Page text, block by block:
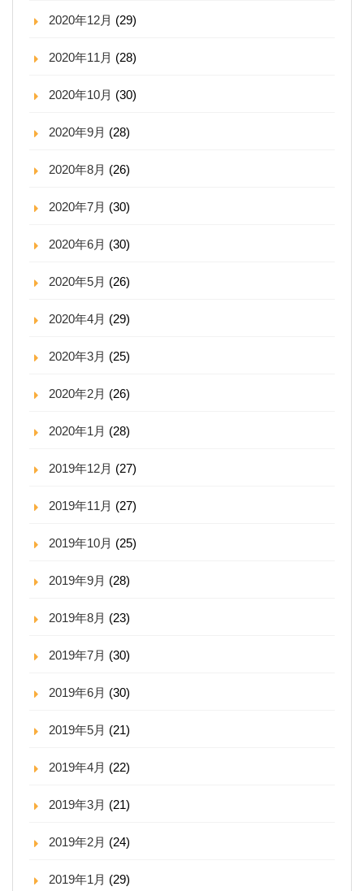
2020年12月 (29)
2020年11月 (28)
2020年10月 (30)
2020年9月 (28)
2020年8月 (26)
2020年7月 (30)
2020年6月 (30)
2020年5月 (26)
2020年4月 (29)
2020年3月 (25)
2020年2月 (26)
2020年1月 (28)
2019年12月 (27)
2019年11月 (27)
2019年10月 (25)
2019年9月 (28)
2019年8月 (23)
2019年7月 (30)
2019年6月 (30)
2019年5月 (21)
2019年4月 (22)
2019年3月 (21)
2019年2月 (24)
2019年1月 (29)